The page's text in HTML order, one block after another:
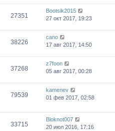
27351
Bootsik2015
27 окт 2017, 19:23
38226
cano
17 авг 2017, 14:50
37268
z7foon
05 авг 2017, 00:28
79539
kamenev
01 фев 2017, 02:58
33715
Bloknot007
20 июл 2016, 17:16